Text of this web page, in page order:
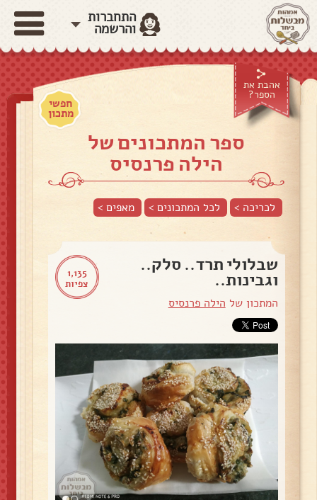
התחברות
והרשמה
אהבת את
הספר?
חפשי
מתכון
ספר המתכונים של
הילה פרנסיס
לכריכה > לכל המתכונים > מאפים>
1,135
צפיות
שבלולי תרד.. סלק..
וגבינות..
המתכון של הילה פרנסיס